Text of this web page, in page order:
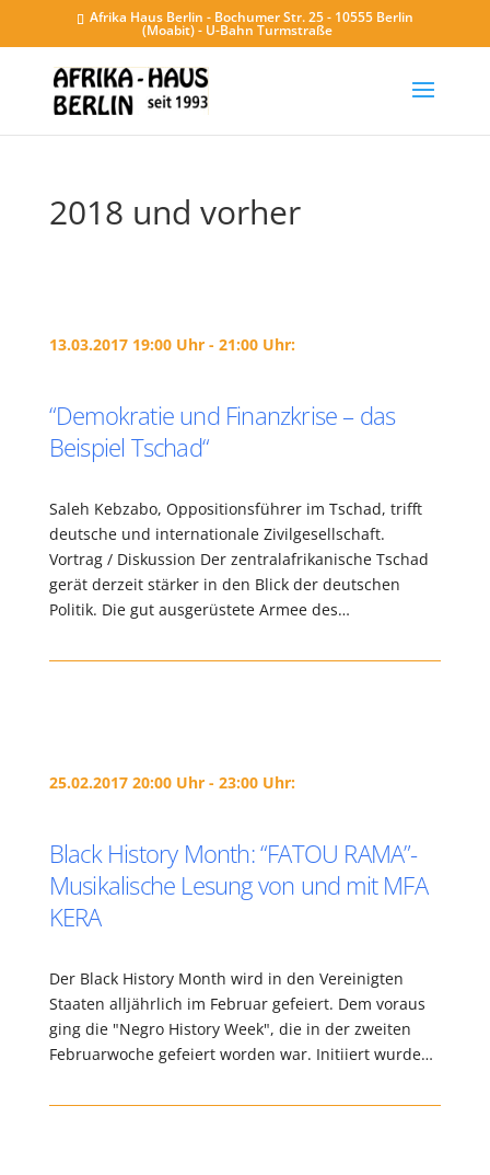
Afrika Haus Berlin - Bochumer Str. 25 - 10555 Berlin
(Moabit) - U-Bahn Turmstraße
2018 und vorher
13.03.2017 19:00 Uhr - 21:00 Uhr:
“Demokratie und Finanzkrise – das
Beispiel Tschad“
Saleh Kebzabo, Oppositionsführer im Tschad, trifft
deutsche und internationale Zivilgesellschaft.
Vortrag / Diskussion Der zentralafrikanische Tschad
gerät derzeit stärker in den Blick der deutschen
Politik. Die gut ausgerüstete Armee des…
25.02.2017 20:00 Uhr - 23:00 Uhr:
Black History Month: “FATOU RAMA”-
Musikalische Lesung von und mit MFA
KERA
Der Black History Month wird in den Vereinigten
Staaten alljährlich im Februar gefeiert. Dem voraus
ging die "Negro History Week", die in der zweiten
Februarwoche gefeiert worden war. Initiiert wurde…